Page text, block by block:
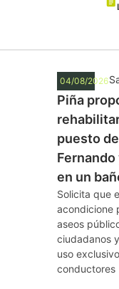
04/08/2026
Piña
puesto
en un
Solicita que
acondicione
aseos
ciudadanos
uso
conductores